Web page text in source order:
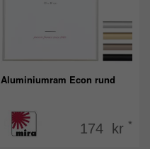
Aluminiumram Econ rund
174 kr *